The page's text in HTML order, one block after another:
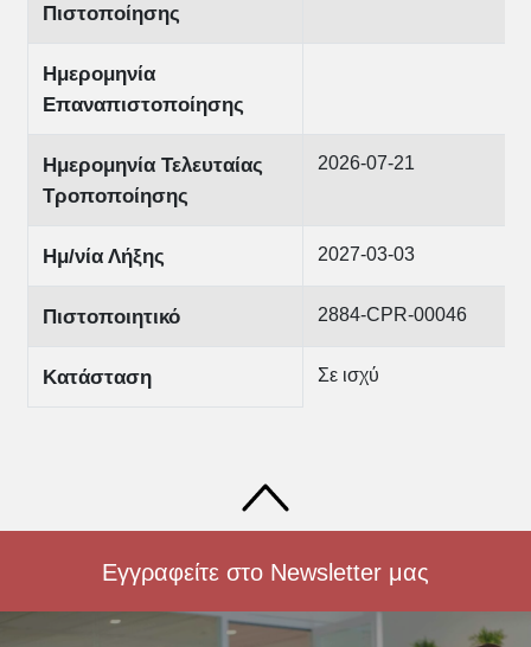
Πιστοποίησης
Ημερομηνία
Επαναπιστοποίησης
Ημερομηνία Τελευταίας
Τροποποίησης
2026-07-21
Ημ/νία Λήξης 2027-03-03
Πιστοποιητικό 2884-CPR-00046
Κατάσταση Σε ισχύ
Εγγραφείτε στο Newsletter μας